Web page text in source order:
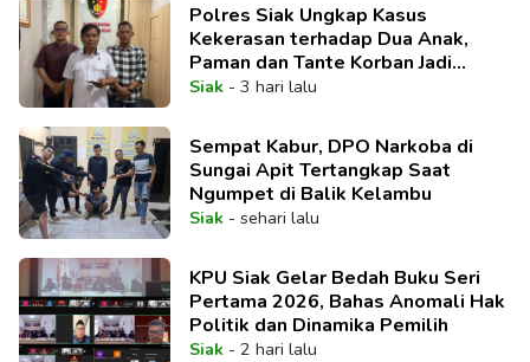
Polres Siak Ungkap Kasus
Kekerasan terhadap Dua Anak,
Paman dan Tante Korban Jadi
Tersangka
Siak- 3 hari lalu
Sempat Kabur, DPO Narkoba di
Sungai Apit Tertangkap Saat
Ngumpet di Balik Kelambu
Siak- sehari lalu
KPU Siak Gelar Bedah Buku Seri
Pertama 2026, Bahas Anomali Hak
Politik dan Dinamika Pemilih
Siak- 2 hari lalu